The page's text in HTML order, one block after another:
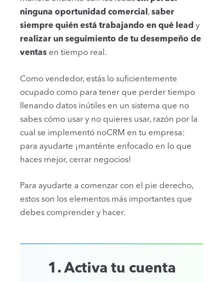
ninguna oportunidad comercial, saber
siempre quién está trabajando en qué lead y
realizar un seguimiento de tu desempeño de
ventas en tiempo real.
Como vendedor, estás lo suficientemente
ocupado como para tener que perder tiempo
llenando datos inútiles en un sistema que no
sabes cómo usar y no quieres usar, razón por la
cual se implementó noCRM en tu empresa:
para ayudarte ¡manténte enfocado en lo que
haces mejor, cerrar negocios!
Para ayudarte a comenzar con el pie derecho,
estos son los elementos más importantes que
debes comprender y hacer.
1. Activa tu cuenta